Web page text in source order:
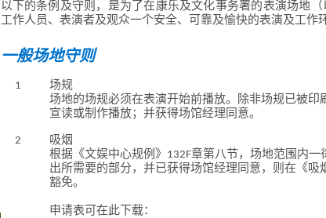
以下的条例及守则，是为了在康乐及文化事务署的表演场地（
工作人员、表演者及观众一个安全、可靠及愉快的表演及工作
一般场地守则
1
场规
场地的场规必须在表演开始前播放。除非场规已被印
宣读或制作播放；并获得场馆经理同意。
2
吸烟
根据《文娱中心规例》132F章第八节，场地范围内
出所需要的部分，并已获得场馆经理同意，则在《吸
豁免。
申请表可在此下载：